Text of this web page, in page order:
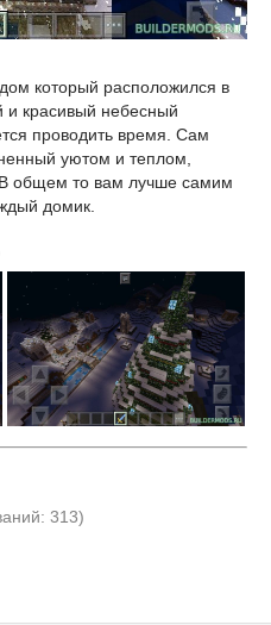
который расположился в
и красивый небесный
проводить время. Сам
уютом и теплом,
В общем то вам лучше самим
домик.
313)